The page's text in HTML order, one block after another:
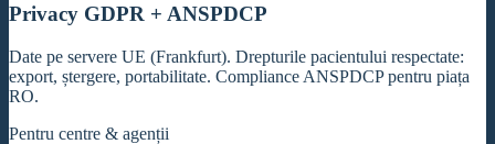
Privacy GDPR + ANSPDCP
Date pe servere UE (Frankfurt). Drepturile pacientului respectate:
export, ștergere, portabilitate. Compliance ANSPDCP pentru piața
RO.
Pentru centre & agenții